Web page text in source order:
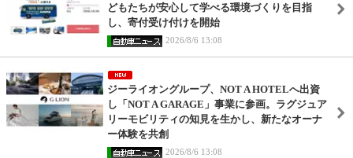
どもたちが安心して学べる環境づくりを目指
し、寄付受け付けを開始
2026/8/6 13:08
ジーライオングループ、NOT A HOTELへ出資
し「NOT A GARAGE」事業に参画。ラグジュア
リーモビリティの知見を生かし、新たなオーナ
ー体験を共創
2026/8/6 13:08